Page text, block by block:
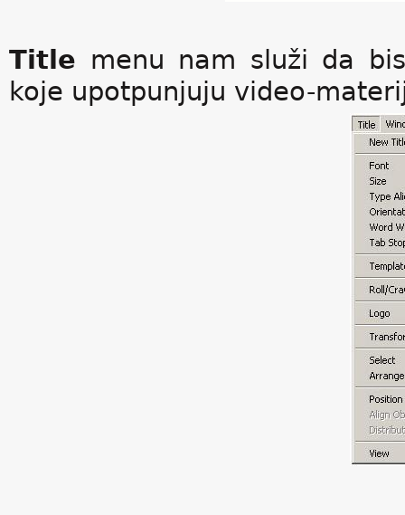
Title menu nam služi da
koje upotpunjuju video-